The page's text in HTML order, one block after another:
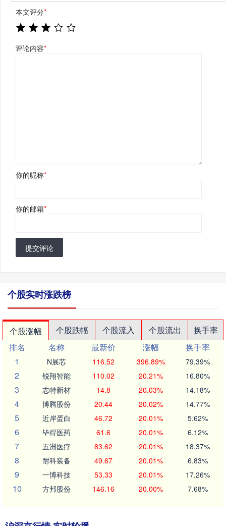
本文评分*
评论内容*
你的昵称*
你的邮箱*
提交评论
个股实时涨跌榜
个股涨幅 个股跌幅 个股流入 个股流出
换手率
排名
名称 最新价 涨幅
换手率
1
N展芯 116.52 396.89% 79.39%
2 锐翔智能 110.02 20.21% 16.80%
3 志特新材 14.8 20.03% 14.18%
4 博腾股份 20.44 20.02% 14.77%
5 近岸蛋白 46.72 20.01% 5.62%
6 毕得医药 61.6 20.01% 6.12%
7 五洲医疗 83.62 20.01% 18.37%
8 耐科装备 49.67 20.01% 6.83%
9 一博科技 53.33 20.01% 17.26%
10 方邦股份 146.16 20.00% 7.68%